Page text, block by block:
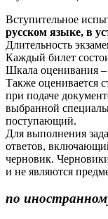
Вступительное
русском языке, в
Длительность
Каждый билет
Шкала оценивания –
Также оценивается
при подаче
выбранной
поступающий.
Для выполнения
ответов,
черновик.
и не являются
по